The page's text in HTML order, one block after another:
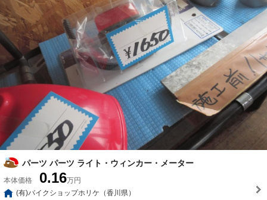
パーツ パーツ ライト・ウィンカー・メーター
本体価格 0.16万円
(有)バイクショップホリケ（香川県）